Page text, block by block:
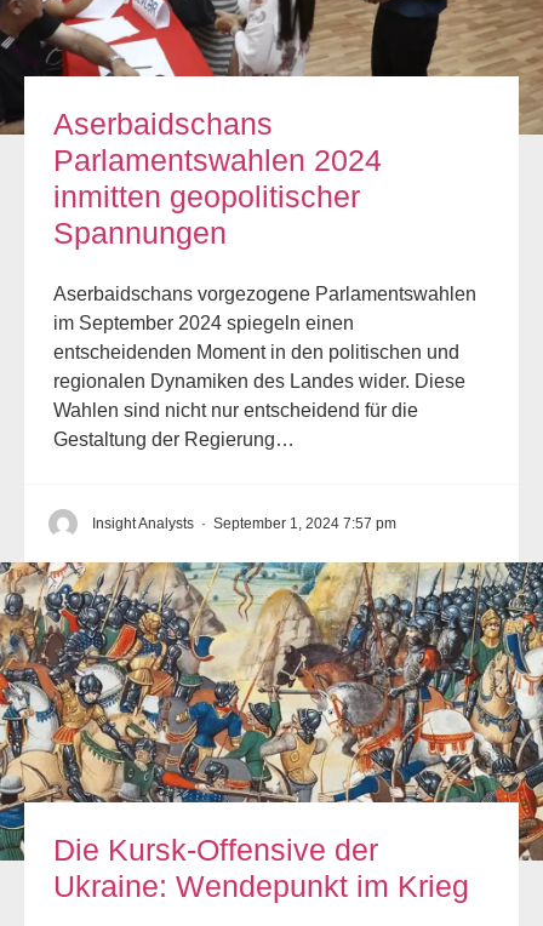
Aserbaidschans
Parlamentswahlen 2024
inmitten geopolitischer
Spannungen
Aserbaidschans vorgezogene Parlamentswahlen
im September 2024 spiegeln einen
entscheidenden Moment in den politischen und
regionalen Dynamiken des Landes wider. Diese
Wahlen sind nicht nur entscheidend für die
Gestaltung der Regierung…
Insight Analysts · September 1, 2024 7:57 pm
Die Kursk-Offensive der
Ukraine: Wendepunkt im Krieg